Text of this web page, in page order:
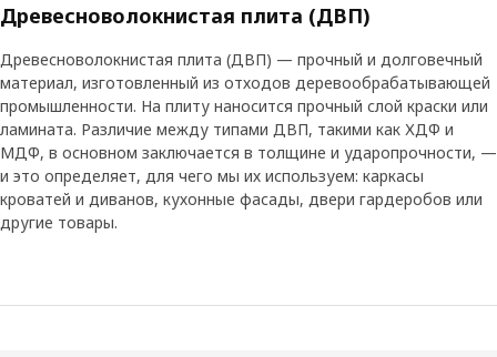
Древесноволокнистая плита (ДВП)
Древесноволокнистая плита (ДВП) — прочный и долговечный
материал, изготовленный из отходов деревообрабатывающей
промышленности. На плиту наносится прочный слой краски или
ламината. Различие между типами ДВП, такими как ХДФ и
МДФ, в основном заключается в толщине и ударопрочности, —
и это определяет, для чего мы их используем: каркасы
кроватей и диванов, кухонные фасады, двери гардеробов или
другие товары.